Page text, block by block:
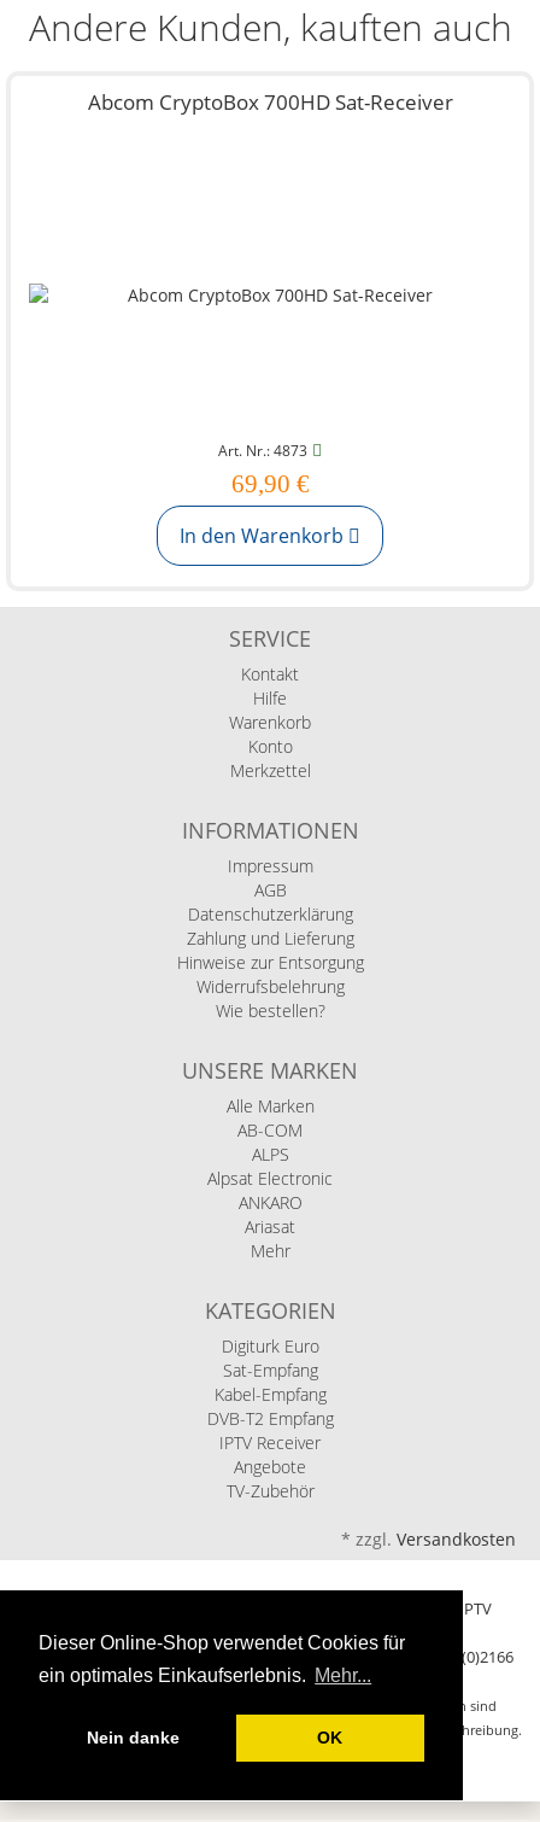
Dieser Online-Shop verwendet Cookies für
ein optimales Einkaufserlebnis. Mehr...
Nein danke OK
Andere Kunden, kauften auch
Abcom CryptoBox 700HD Sat-Receiver
Art. Nr.: 4873
69,90 €
In den Warenkorb
SERVICE
Kontakt
Hilfe
Warenkorb
Konto
Merkzettel
INFORMATIONEN
Impressum
AGB
Datenschutzerklärung
Zahlung und Lieferung
Hinweise zur Entsorgung
Widerrufsbelehrung
Wie bestellen?
UNSERE MARKEN
Alle Marken
AB-COM
ALPS
Alpsat Electronic
ANKARO
Ariasat
Mehr
KATEGORIEN
Digiturk Euro
Sat-Empfang
Kabel-Empfang
DVB-T2 Empfang
IPTV Receiver
Angebote
TV-Zubehör
* zzgl. Versandkosten
Ariasat eShop - Ihr Fachhandel für Sat, Kabel, DVB-T2 und IPTV
Fernsehen seit über 20 Jahren
Keplerstr.96 | 41236 Mönchengladbach | Germany | Tel: +49 (0)2166
621419
Alle Markennamen, Warenzeichen und eingetragenen Warenzeichen sind
Eigentum Ihrer rechtmässigen Eigentümer und dienen hier nur der Beschreibung.